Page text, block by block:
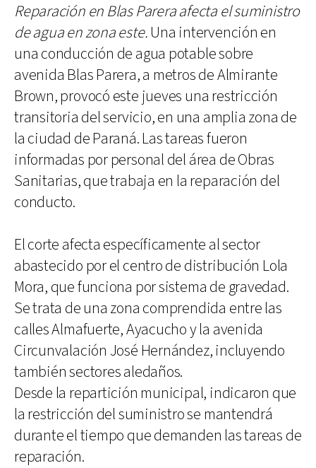
Reparación en Blas Parera afecta el suministro
de agua en zona este.Una intervención en
una conducción de agua potable sobre
avenida Blas Parera, a metros de Almirante
Brown, provocó este jueves una restricción
transitoria del servicio, en una amplia zona de
la ciudad de Paraná. Las tareas fueron
informadas por personal del área de Obras
Sanitarias, que trabaja en la reparación del
conducto.
El corte afecta específicamente al sector
abastecido por el centro de distribución Lola
Mora, que funciona por sistema de gravedad.
Se trata de una zona comprendida entre las
calles Almafuerte, Ayacucho y la avenida
Circunvalación José Hernández, incluyendo
también sectores aledaños.
Desde la repartición municipal, indicaron que
la restricción del suministro se mantendrá
durante el tiempo que demanden las tareas de
reparación.